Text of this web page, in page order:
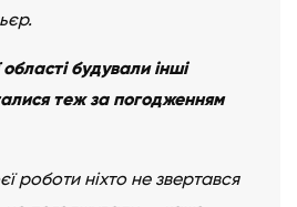
будували інші
теж за погодженням
роботи ніхто не звертався